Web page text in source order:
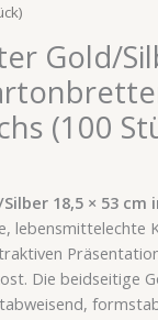
Gold/
(100
18,5 × 53 cm
lebensmittelechte
Die beidseitige